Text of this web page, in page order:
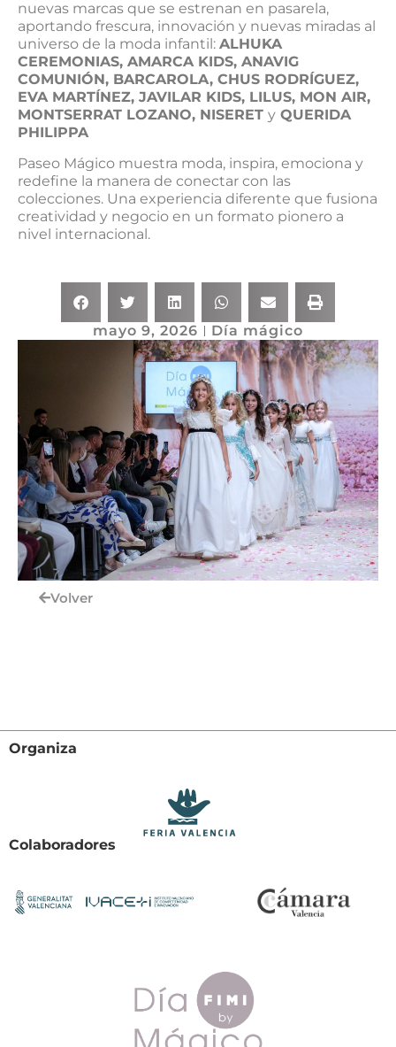
Volver
mayo 9, 2026 Día mágico
nuevas marcas que se estrenan en pasarela,
aportando frescura, innovación y nuevas miradas al
universo de la moda infantil: ALHUKA
CEREMONIAS, AMARCA KIDS, ANAVIG
COMUNIÓN, BARCAROLA, CHUS RODRÍGUEZ,
EVA MARTÍNEZ, JAVILAR KIDS, LILUS, MON AIR,
MONTSERRAT LOZANO, NISERET y QUERIDA
PHILIPPA
Paseo Mágico muestra moda, inspira, emociona y
redefine la manera de conectar con las
colecciones. Una experiencia diferente que fusiona
creatividad y negocio en un formato pionero a
nivel internacional.
Organiza
Colaboradores